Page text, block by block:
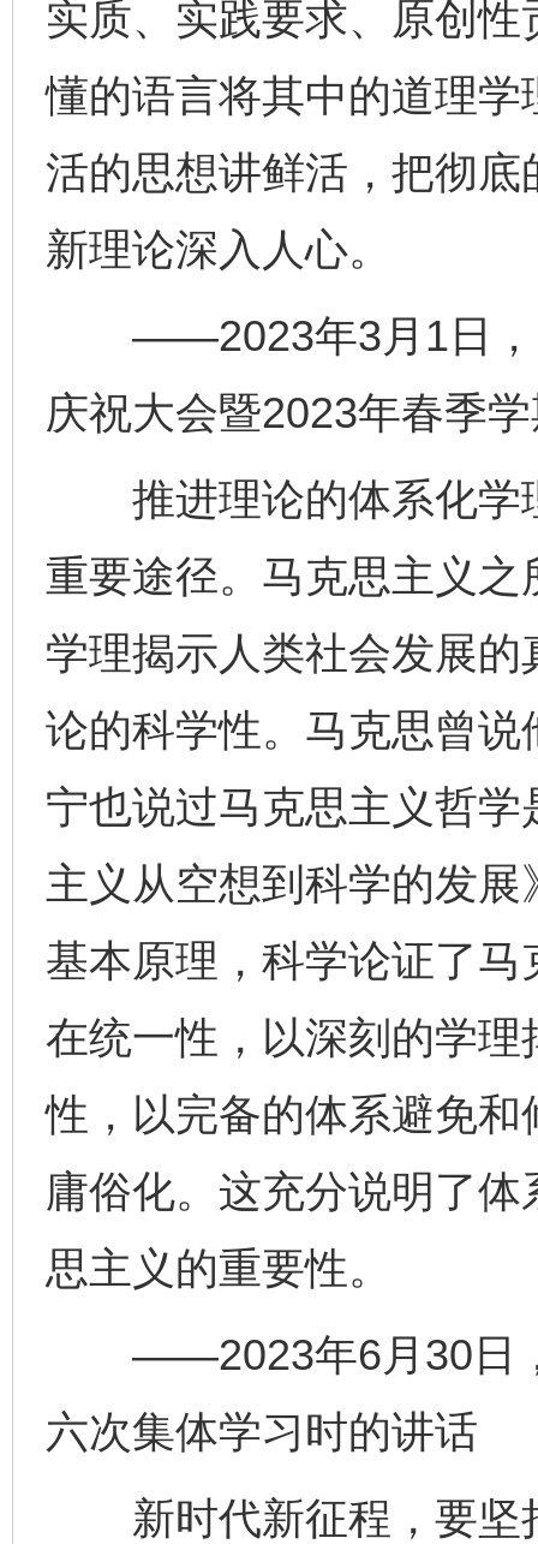
实质、实践要求、原创
懂的语言将其中的道理
活的思想讲鲜活，把彻
新理论深入人心。
——2023年3月1日，
庆祝大会暨2023年春季
推进理论的体系化学
重要途径。马克思主义
学理揭示人类社会发展
论的科学性。马克思曾
宁也说过马克思主义哲
主义从空想到科学的发
基本原理，科学论证了
在统一性，以深刻的学
性，以完备的体系避免
庸俗化。这充分说明了
思主义的重要性。
——2023年6月30日，
六次集体学习时的讲话
新时代新征程，要坚